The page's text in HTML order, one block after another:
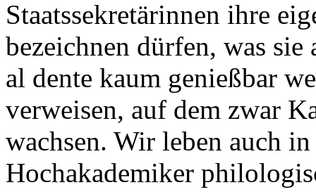
Staatssekretärinnen ihre
bezeichnen dürfen, was
al dente kaum genießbar
verweisen, auf dem zwar
wachsen. Wir leben auch
Hochakademiker